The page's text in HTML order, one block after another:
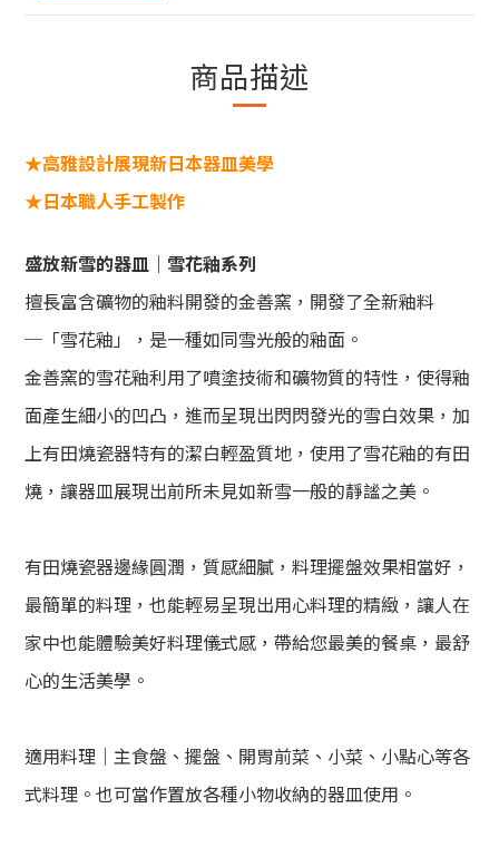
商品描述
★高雅設計展現新日本器皿美學
★日本職人手工製作
盛放新雪的器皿｜雪花釉系列
擅長富含礦物的釉料開發的金善窯，開發了全新釉料
─「雪花釉」，是一種如同雪光般的釉面。
金善窯的雪花釉利用了噴塗技術和礦物質的特性，使得釉
面產生細小的凹凸，進而呈現出閃閃發光的雪白效果，加
上有田燒瓷器特有的潔白輕盈質地，使用了雪花釉的有田
燒，讓器皿展現出前所未見如新雪一般的靜謐之美。
有田燒瓷器邊緣圓潤，質感細膩，料理擺盤效果相當好，
最簡單的料理，也能輕易呈現出用心料理的精緻，讓人在
家中也能體驗美好料理儀式感，帶給您最美的餐桌，最舒
心的生活美學。
適用料理｜主食盤、擺盤、開胃前菜、小菜、小點心等各
式料理。也可當作置放各種小物收納的器皿使用。